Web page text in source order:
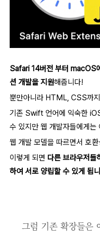
Safari 14버전 부터 macOS
션 개발을 지원해줍니다!
뿐만아니라 HTML, CSS까
기존 Swift 언어에 익숙한
수 있지만 웹 개발자들에게는
웹 개발 모델을 따르면서 호
이렇게 되면 다른 브라우저들
하여 서로 양립할 수 있게 됩
그럼 기존 확장들은